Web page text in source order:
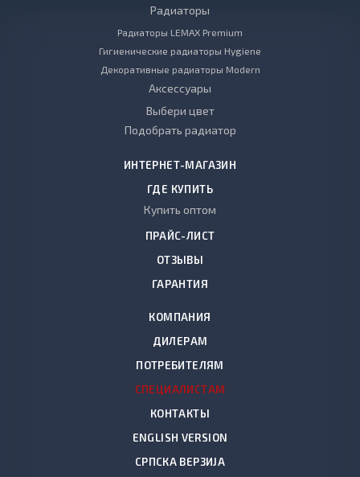
Радиаторы
Радиаторы LEMAX Premium
Гигиенические радиаторы Hygiene
Декоративные радиаторы Modern
Аксессуары
Выбери цвет
Подобрать радиатор
ИНТЕРНЕТ-МАГАЗИН
ГДЕ КУПИТЬ
Купить оптом
ПРАЙС-ЛИСТ
ОТЗЫВЫ
ГАРАНТИЯ
КОМПАНИЯ
ДИЛЕРАМ
ПОТРЕБИТЕЛЯМ
СПЕЦИАЛИСТАМ
КОНТАКТЫ
ENGLISH VERSION
СРПСКА ВЕРЗИЈА